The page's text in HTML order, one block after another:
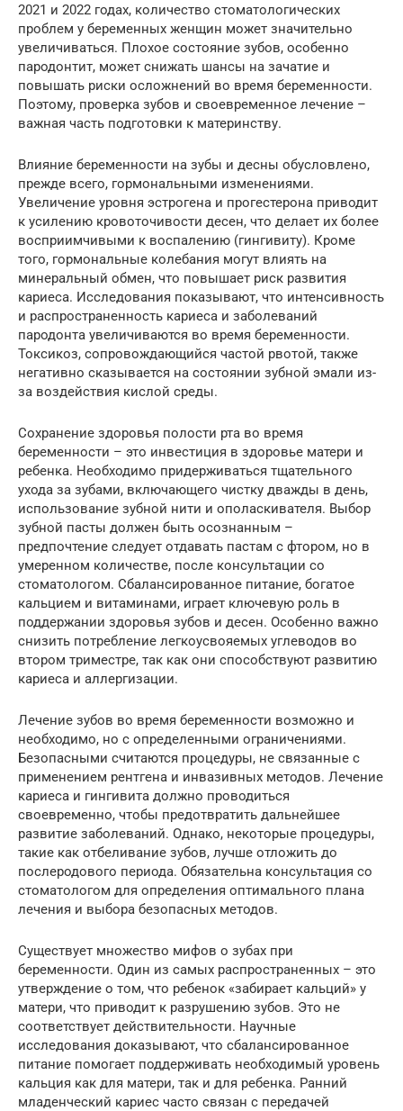
2021 и 2022 годах, количество стоматологических
проблем у беременных женщин может значительно
увеличиваться. Плохое состояние зубов, особенно
пародонтит, может снижать шансы на зачатие и
повышать риски осложнений во время беременности.
Поэтому, проверка зубов и своевременное лечение –
важная часть подготовки к материнству.
Влияние беременности на зубы и десны обусловлено,
прежде всего, гормональными изменениями.
Увеличение уровня эстрогена и прогестерона приводит
к усилению кровоточивости десен, что делает их более
восприимчивыми к воспалению (гингивиту). Кроме
того, гормональные колебания могут влиять на
минеральный обмен, что повышает риск развития
кариеса. Исследования показывают, что интенсивность
и распространенность кариеса и заболеваний
пародонта увеличиваются во время беременности.
Токсикоз, сопровождающийся частой рвотой, также
негативно сказывается на состоянии зубной эмали из-
за воздействия кислой среды.
Сохранение здоровья полости рта во время
беременности – это инвестиция в здоровье матери и
ребенка. Необходимо придерживаться тщательного
ухода за зубами, включающего чистку дважды в день,
использование зубной нити и ополаскивателя. Выбор
зубной пасты должен быть осознанным –
предпочтение следует отдавать пастам с фтором, но в
умеренном количестве, после консультации со
стоматологом. Сбалансированное питание, богатое
кальцием и витаминами, играет ключевую роль в
поддержании здоровья зубов и десен. Особенно важно
снизить потребление легкоусвояемых углеводов во
втором триместре, так как они способствуют развитию
кариеса и аллергизации.
Лечение зубов во время беременности возможно и
необходимо, но с определенными ограничениями.
Безопасными считаются процедуры, не связанные с
применением рентгена и инвазивных методов. Лечение
кариеса и гингивита должно проводиться
своевременно, чтобы предотвратить дальнейшее
развитие заболеваний. Однако, некоторые процедуры,
такие как отбеливание зубов, лучше отложить до
послеродового периода. Обязательна консультация со
стоматологом для определения оптимального плана
лечения и выбора безопасных методов.
Существует множество мифов о зубах при
беременности. Один из самых распространенных – это
утверждение о том, что ребенок «забирает кальций» у
матери, что приводит к разрушению зубов. Это не
соответствует действительности. Научные
исследования доказывают, что сбалансированное
питание помогает поддерживать необходимый уровень
кальция как для матери, так и для ребенка. Ранний
младенческий кариес часто связан с передачей